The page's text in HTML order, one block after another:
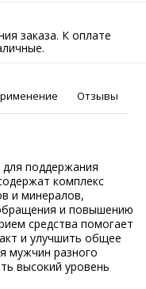
заказа. К оплате
Отзывы
для поддержания
комплекс
и минералов,
и повышению
средства помогает
и улучшить общее
мужчин разного
высокий уровень